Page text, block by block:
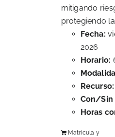
mitigando
protegiendo
Fecha:
2026
Horario:
Recurso:
Con/Sin
Horas
Matrícula y